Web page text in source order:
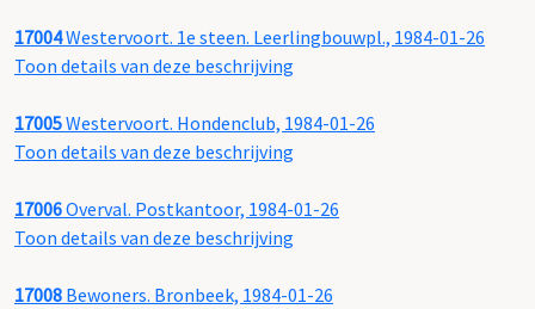
17004Westervoort. 1e steen. Leerlingbouwpl., 1984-01-26
Toon details van deze beschrijving
17005Westervoort. Hondenclub, 1984-01-26
Toon details van deze beschrijving
17006Overval. Postkantoor, 1984-01-26
Toon details van deze beschrijving
17008 Bewoners. Bronbeek, 1984-01-26